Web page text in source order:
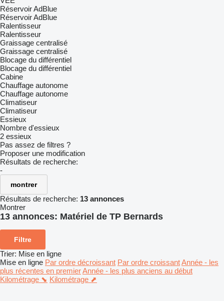
Réservoir AdBlue
Réservoir AdBlue
Ralentisseur
Ralentisseur
Graissage centralisé
Graissage centralisé
Blocage du différentiel
Blocage du différentiel
Cabine
Chauffage autonome
Chauffage autonome
Climatiseur
Climatiseur
Essieux
Nombre d'essieux
2 essieux
Pas assez de filtres ?
Proposer une modification
Résultats de recherche:
-
montrer
Résultats de recherche: 13 annonces
Montrer
13 annonces: Matériel de TP Bernards
Filtre
Trier: Mise en ligne
Mise en ligne Par ordre décroissant Par ordre croissantAnnée - les
plus récentes en premierAnnée - les plus anciens au début
Kilométrage ⬊ Kilométrage ⬈